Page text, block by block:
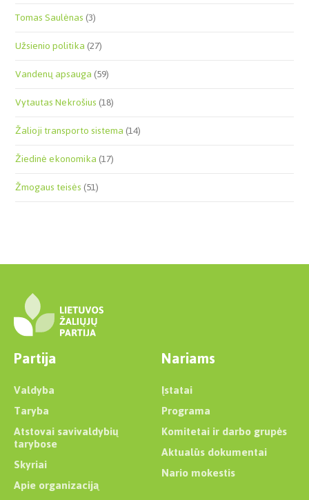
Tomas Saulėnas(3)
Užsienio politika(27)
Vandenų apsauga(59)
Vytautas Nekrošius(18)
Žalioji transporto sistema(14)
Žiedinė ekonomika(17)
Žmogaus teisės(51)
Partija
Valdyba
Taryba
Atstovai savivaldybių
tarybose
Skyriai
Apie organizaciją
Nariams
Įstatai
Programa
Komitetai ir darbo grupės
Aktualūs dokumentai
Nario mokestis